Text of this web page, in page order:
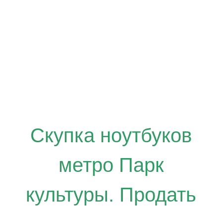
Скупка ноутбуков
метро Парк
культуры. Продать